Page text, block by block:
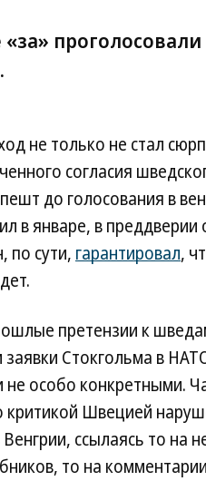
«за»
не только не стал
согласия
до голосования в
в январе, в
по сути, гарантировал,
претензии к
Стокгольма в
не особо конкретными.
критикой Швецией
ссылаясь то на
то на